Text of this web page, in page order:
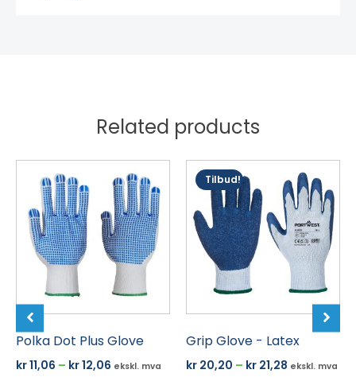
Related products
Polka Dot Plus Glove
kr11,06 – kr12,06 Prisområde:
ekskl. mva
produktet
har
flere
varianter.
Alternativene
velges
på
produktsiden
Tilbud!
Grip Glove - Latex
kr20,20 – kr21,28 ekskl. mva
Dette
produktet
har
flere
varianter.
Alternativene
produktsiden